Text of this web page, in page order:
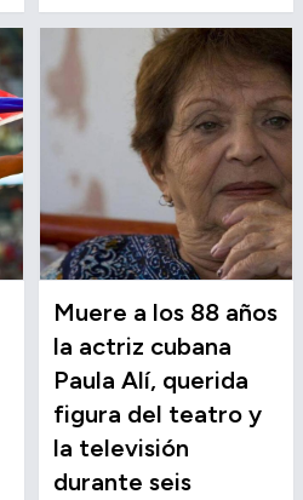
Muere a los 88 años
la actriz cubana
Paula Alí, querida
figura del teatro y
la televisión
durante seis